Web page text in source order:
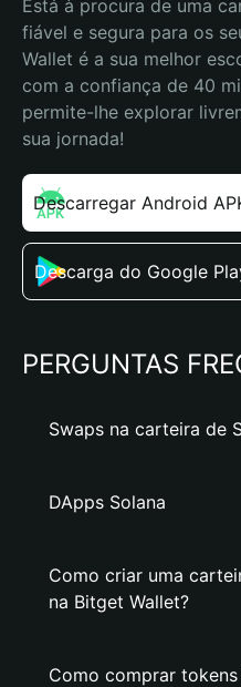
Está à procura de uma
fiável e segura para os
Wallet é a sua melhor
com a confiança de 40
permite-lhe explorar
sua jornada!
Descarregar Android
Descarga do Google
PERGUNTAS
Swaps na carteira de
DApps Solana
Como criar uma
na Bitget Wallet?
Como comprar tokens